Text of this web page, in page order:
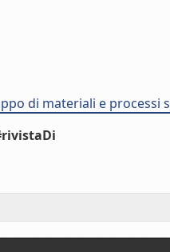
di materiali e processi